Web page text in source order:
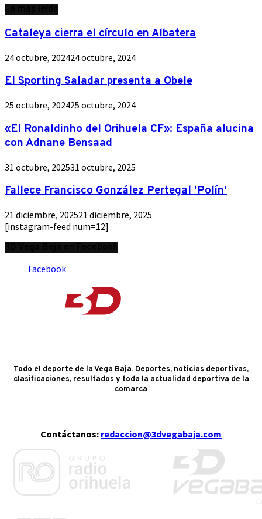
Cataleya cierra el círculo en Albatera
24 octubre, 202424 octubre, 2024
El Sporting Saladar presenta a Obele
25 octubre, 202425 octubre, 2024
«El Ronaldinho del Orihuela CF»: España alucina
con Adnane Bensaad
31 octubre, 202531 octubre, 2025
Fallece Francisco González Pertegal ‘Polín’
21 diciembre, 202521 diciembre, 2025
[instagram-feed num=12]
Facebook
Todo el deporte de la Vega Baja. Deportes, noticias deportivas,
clasificaciones, resultados y toda la actualidad deportiva de la
comarca
Contáctanos: redaccion@3dvegabaja.com